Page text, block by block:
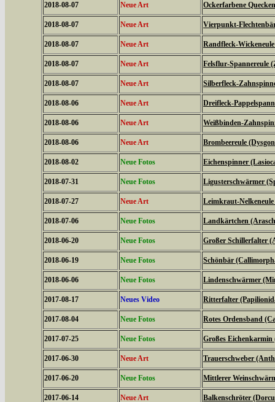
2018-08-07 Neue Art Ockerfarbene
2018-08-07 Neue Art Vierpunkt-
2018-08-07 Neue Art Randfleck-
2018-08-07 Neue Art Felsflur-Spannereule
2018-08-07 Neue Art Silberfleck-
2018-08-06 Neue Art Dreifleck-
2018-08-06 Neue Art Weißbinden-
2018-08-06 Neue Art Brombeereule
2018-08-02 Neue Fotos Eichenspinner
2018-07-31 Neue Fotos Ligusterschwärmer
2018-07-27 Neue Art Leimkraut-
2018-07-06 Neue Fotos Landkärtchen
2018-06-20 Neue Fotos Großer Schillerfalter
2018-06-19 Neue Fotos Schönbär
2018-06-06 Neue Fotos Lindenschwärmer
2017-08-17 Neues Video Ritterfalter
2017-08-04 Neue Fotos Rotes Ordensband
2017-07-25 Neue Fotos Großes Eichenkarmin
2017-06-30 Neue Art Trauerschweber
2017-06-20 Neue Fotos Mittlerer
2017-06-14 Neue Art Balkenschröter